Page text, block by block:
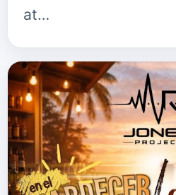
at…